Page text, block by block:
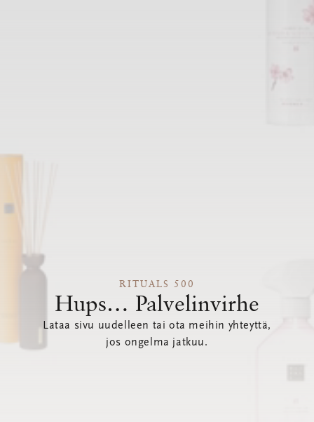
RITUALS 500
Hups… Palvelinvirhe
Lataa sivu uudelleen tai ota meihin yhteyttä,
jos ongelma jatkuu.